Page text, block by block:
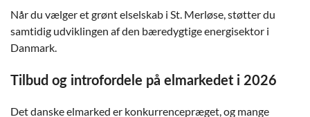
Når du vælger et grønt elselskab i St. Merløse, støtter du
samtidig udviklingen af den bæredygtige energisektor i
Danmark.
Tilbud og introfordele på elmarkedet i 2026
Det danske elmarked er konkurrencepræget, og mange